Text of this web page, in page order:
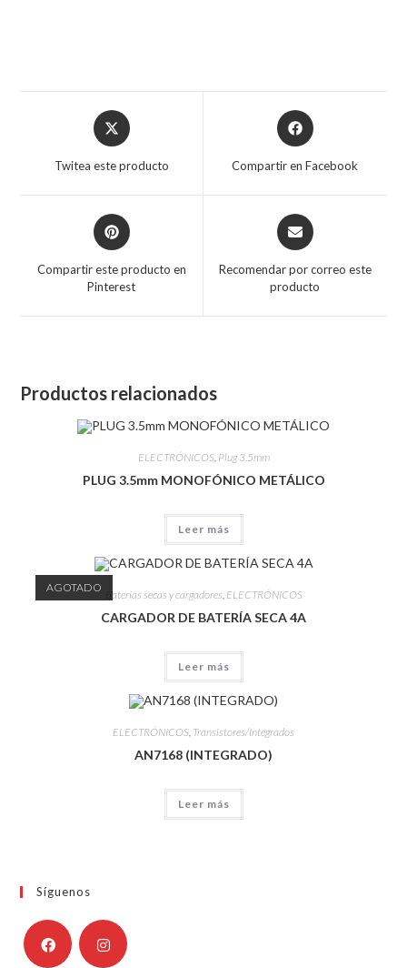
Twitea este producto Compartir en Facebook
Compartir este producto en
Pinterest
Recomendar por correo este
producto
Productos relacionados
ELECTRÓNICOS, Plug 3.5mm
PLUG 3.5mm MONOFÓNICO METÁLICO
Leer más
AGOTADO
Baterías secas y cargadores, ELECTRÓNICOS
CARGADOR DE BATERÍA SECA 4A
Leer más
ELECTRÓNICOS, Transistores/Integrados
AN7168 (INTEGRADO)
Leer más
Síguenos